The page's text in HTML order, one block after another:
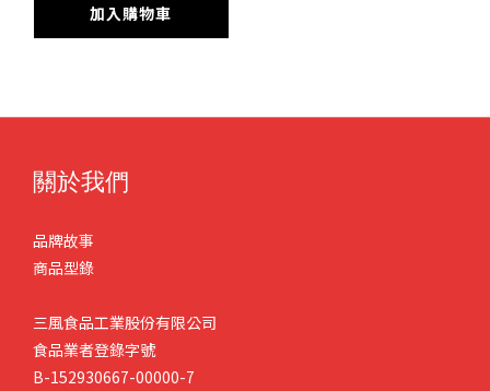
加入購物車
關於我們
品牌故事
商品型錄
三風食品工業股份有限公司
食品業者登錄字號
B-152930667-00000-7